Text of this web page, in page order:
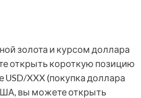
золота и курсом доллара
открыть короткую позицию
XXX (покупка доллара
вы можете открыть